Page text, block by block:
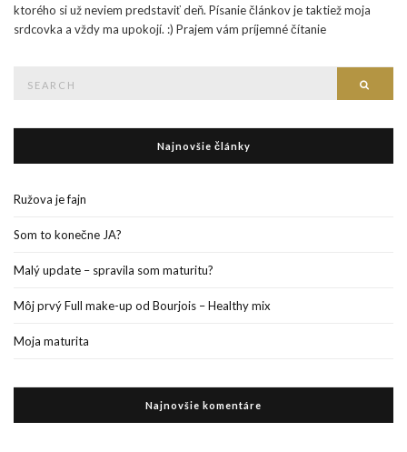
ktorého si už neviem predstaviť deň. Písanie článkov je taktiež moja
srdcovka a vždy ma upokojí. :) Prajem vám príjemné čítanie
Najnovšie články
Ružova je fajn
Som to konečne JA?
Malý update – spravila som maturitu?
Môj prvý Full make-up od Bourjois – Healthy mix
Moja maturita
Najnovšie komentáre